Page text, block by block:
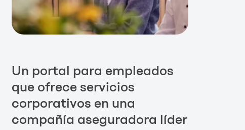
Un portal para empleados
que ofrece servicios
corporativos en una
compañía aseguradora líder